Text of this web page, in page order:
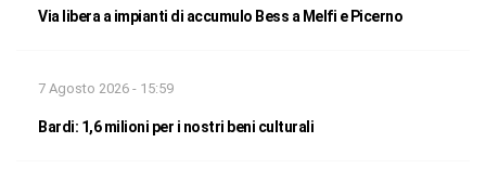
Via libera a impianti di accumulo Bess a Melfi e Picerno
7 Agosto 2026 - 15:59
Bardi: 1,6 milioni per i nostri beni culturali